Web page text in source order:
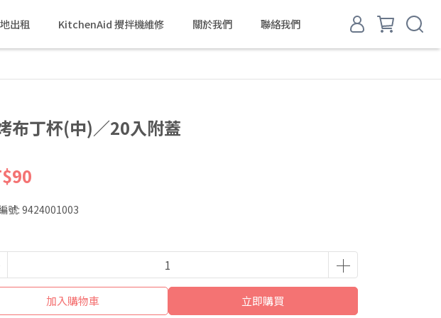
出租 KitchenAid 攪拌機維修 關於我們 聯絡我們
布丁杯(中)／20入附蓋
號: 9424001003
加入購物車 立即購買